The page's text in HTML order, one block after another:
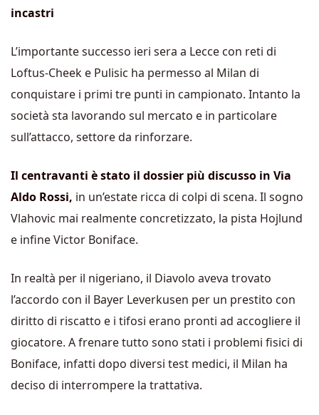
incastri
L’importante successo ieri sera a Lecce con reti di
Loftus-Cheek e Pulisic ha permesso al Milan di
conquistare i primi tre punti in campionato. Intanto la
società sta lavorando sul mercato e in particolare
sull’attacco, settore da rinforzare.
Il centravanti è stato il dossier più discusso in Via
Aldo Rossi, in un’estate ricca di colpi di scena. Il sogno
Vlahovic mai realmente concretizzato, la pista Hojlund
e infine Victor Boniface.
In realtà per il nigeriano, il Diavolo aveva trovato
l’accordo con il Bayer Leverkusen per un prestito con
diritto di riscatto e i tifosi erano pronti ad accogliere il
giocatore. A frenare tutto sono stati i problemi fisici di
Boniface, infatti dopo diversi test medici, il Milan ha
deciso di interrompere la trattativa.